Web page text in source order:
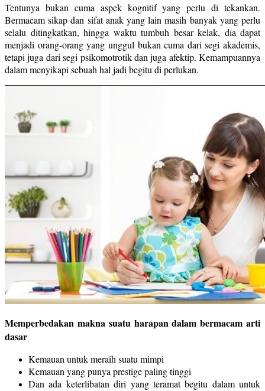
Tentunya bukan cuma aspek kognitif yang perlu di tekankan.
Bermacam sikap dan sifat anak yang lain masih banyak yang perlu
selalu ditingkatkan, hingga waktu tumbuh besar kelak, dia dapat
menjadi orang-orang yang unggul bukan cuma dari segi akademis,
tetapi juga dari segi psikomotrotik dan juga afektip. Kemampuannya
dalam menyikapi sebuah hal jadi begitu di perlukan.
Memperbedakan makna suatu harapan dalam bermacam arti
dasar
Kemauan untuk meraih suatu mimpi
Kemauan yang punya prestige paling tinggi
Dan ada keterlibatan diri yang teramat begitu dalam untuk